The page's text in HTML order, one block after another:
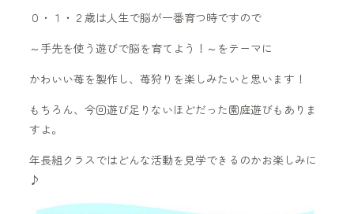
０・１・２歳は人生で脳が一番育つ時ですので
～手先を使う遊びで脳を育てよう！～をテーマに
かわいい苺を製作し、苺狩りを楽しみたいと思います！
もちろん、今回遊び足りないほどだった園庭遊びもありま
すよ。
年長組クラスではどんな活動を見学できるのかお楽しみに
♪